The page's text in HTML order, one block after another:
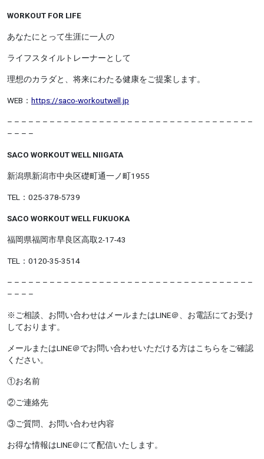
WORKOUT FOR LIFE
あなたにとって生涯に一人の
ライフスタイルトレーナーとして
理想のカラダと、将来にわたる健康をご提案します。
WEB： https://saco-workoutwell.jp
– – – – – – – – – – – – – – – – – – – – – – – – – – – – – – – – – – –
– – – –
SACO WORKOUT WELL NIIGATA
新潟県新潟市中央区礎町通一ノ町1955
TEL：025-378-5739
SACO WORKOUT WELL FUKUOKA
福岡県福岡市早良区高取2-17-43
TEL：0120-35-3514
– – – – – – – – – – – – – – – – – – – – – – – – – – – – – – – – – – –
– – – –
※ご相談、お問い合わせはメールまたはLINE＠、お電話にてお受け
しております。
メールまたはLINE＠でお問い合わせいただける方はこちらをご確認
ください。
①お名前
②ご連絡先
③ご質問、お問い合わせ内容
お得な情報はLINE＠にて配信いたします。